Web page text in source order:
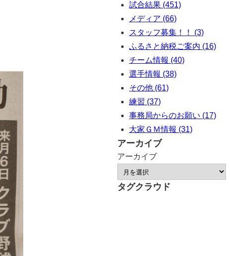
試合結果 (451)
メディア (66)
スタッフ募集！！ (3)
ふるさと納税ご案内 (16)
チーム情報 (40)
選手情報 (38)
その他 (61)
練習 (37)
事務局からのお願い (17)
大家ＧＭ情報 (31)
アーカイブ
アーカイブ
タグクラウド